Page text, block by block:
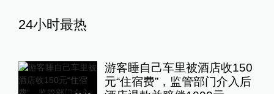
24小时最热
游客睡自己车里被酒店收150
元“住宿费”，监管部门介入后